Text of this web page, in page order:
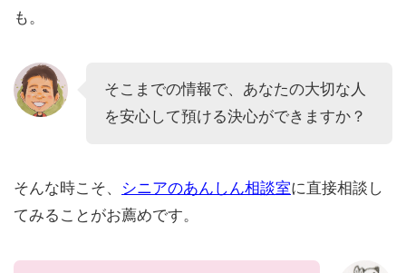
も。
そこまでの情報で、あなたの大切な人
を安心して預ける決心ができますか？
そんな時こそ、 シニアのあんしん相談室に直接相談し
てみることがお薦めです。